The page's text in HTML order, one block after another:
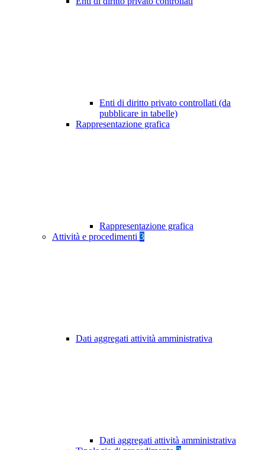
Enti di diritto privato controllati (da
pubblicare in tabelle)
Rappresentazione grafica
Rappresentazione grafica
Attività e procedimenti 3
Dati aggregati attività amministrativa
Dati aggregati attività amministrativa